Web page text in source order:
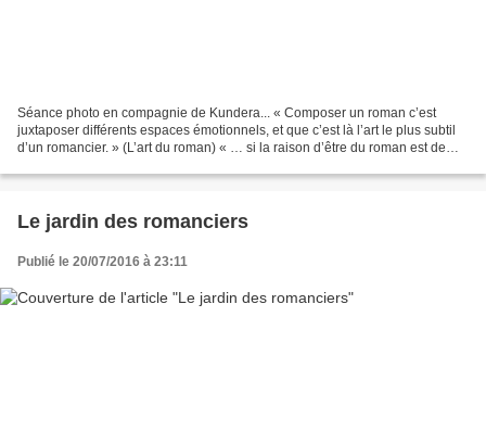
Séance photo en compagnie de Kundera... « Composer un roman c’est
juxtaposer différents espaces émotionnels, et que c’est là l’art le plus subtil
d’un romancier. » (L’art du roman) « … si la raison d’être du roman est de
Le jardin des romanciers
Publié le 20/07/2016 à 23:11